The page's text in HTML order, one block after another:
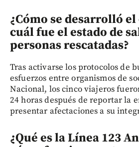
¿Cómo se desarrolló
cuál fue el estado de
personas rescatadas?
Tras activarse los protocolos de
esfuerzos entre organismos de
Nacional, los cinco viajeros
24 horas después de reportar la
presentar afectaciones a su
¿Qué es la Línea 123